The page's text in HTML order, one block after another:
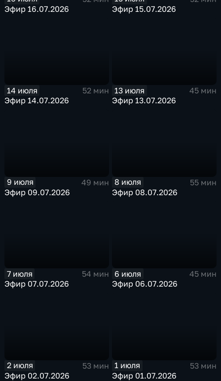
Эфир 16.07.2026
Эфир 15.07.2026
14 июля
52 мин
Эфир 14.07.2026
13 июля
45 мин
Эфир 13.07.2026
9 июля
49 мин
Эфир 09.07.2026
8 июля
55 мин
Эфир 08.07.2026
7 июля
54 мин
Эфир 07.07.2026
6 июля
45 мин
Эфир 06.07.2026
2 июля
53 мин
Эфир 02.07.2026
1 июля
53 мин
Эфир 01.07.2026